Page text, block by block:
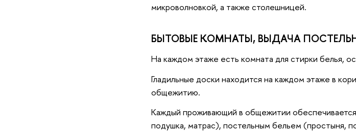
микроволновкой, а также столешницей.
БЫТОВЫЕ КОМНАТЫ, ВЫДАЧА
На каждом этаже есть комната для стирки белья,
Гладильные доски находится на каждом этаже в
общежитию.
Каждый проживающий в общежитии
подушка, матрас), постельным бельем (простыня,